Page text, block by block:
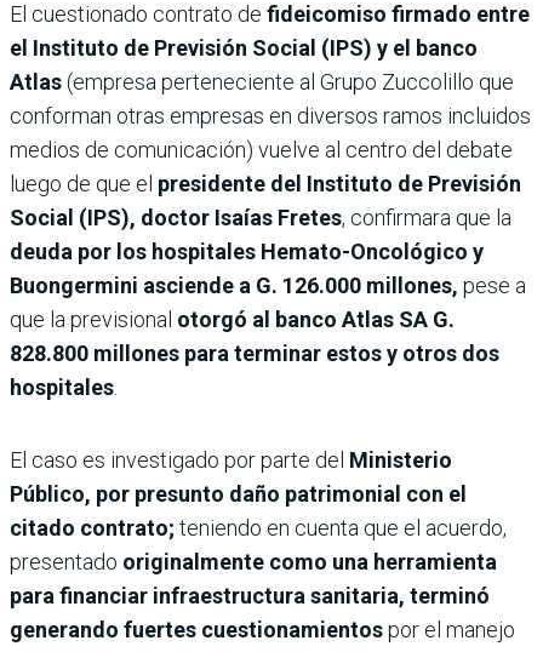
El cuestionado contrato de fideicomiso firmado entre
el Instituto de Previsión Social (IPS) y el banco
Atlas(empresa perteneciente al Grupo Zuccolillo que
conforman otras empresas en diversos ramos incluidos
medios de comunicación) vuelve al centro del debate
luego de que el presidente del Instituto de Previsión
Social (IPS), doctor Isaías Fretes, confirmara que la
deuda por los hospitales Hemato-Oncológico y
Buongermini asciende a G. 126.000 millones, pese a
que la previsional otorgó al banco Atlas SA G.
828.800 millones para terminar estos y otros dos
hospitales
El caso es investigado por parte del Ministerio
Público, por presunto daño patrimonial con el
citado contrato; teniendo en cuenta que el acuerdo,
presentado originalmente como una herramienta
para financiar infraestructura sanitaria, terminó
generando fuertes cuestionamientospor el manejo